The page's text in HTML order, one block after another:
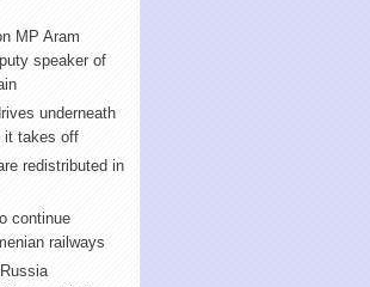
MP Aram
speaker of
underneath
it takes off
redistributed in
continue
railways